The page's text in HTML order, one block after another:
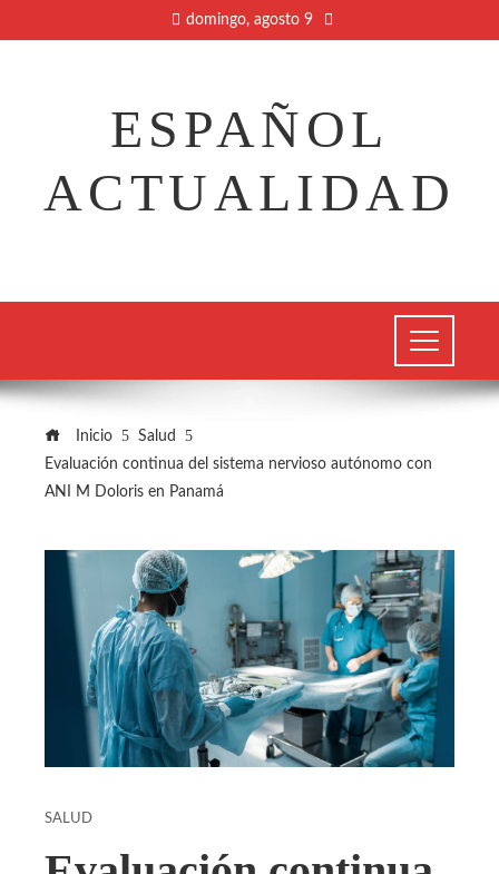
domingo, agosto 9
ESPAÑOL
ACTUALIDAD
Inicio
Salud
Evaluación continua del sistema nervioso autónomo con
ANI M Doloris en Panamá
SALUD